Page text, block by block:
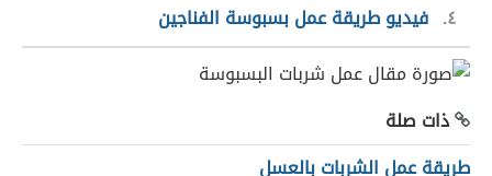
٤ فيديو طريقة عمل بسبوسة الفناجين
ذات صلة
طريقة عمل الشربات بالعسل